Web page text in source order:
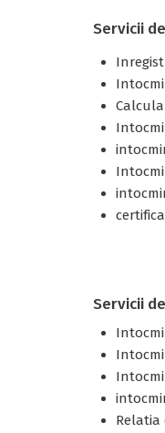
Servicii
Servicii
Relatia